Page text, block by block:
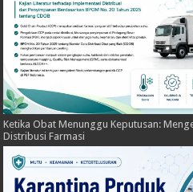
Ketika Obat Menunggu Keputusan:
Distribusi Farmasi